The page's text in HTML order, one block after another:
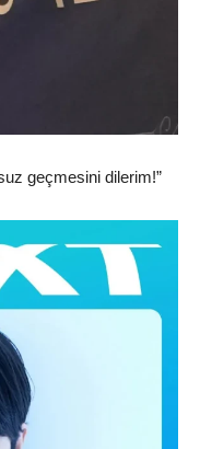
geçmesini dilerim!”